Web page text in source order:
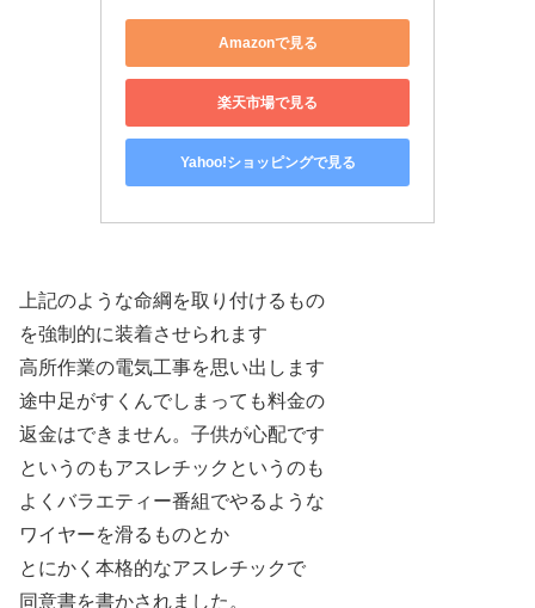
Amazonで見る
楽天市場で見る
Yahoo!ショッピングで見る
上記のような命綱を取り付けるもの
を強制的に装着させられます
高所作業の電気工事を思い出します
途中足がすくんでしまっても料金の
返金はできません。子供が心配です
というのもアスレチックというのも
よくバラエティー番組でやるような
ワイヤーを滑るものとか
とにかく本格的なアスレチックで
同意書を書かされました。